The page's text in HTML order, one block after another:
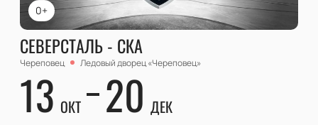
0+
СЕВЕРСТАЛЬ - СКА
Череповец Ледовый дворец «Череповец»
13 ОКТ 20 ДЕК